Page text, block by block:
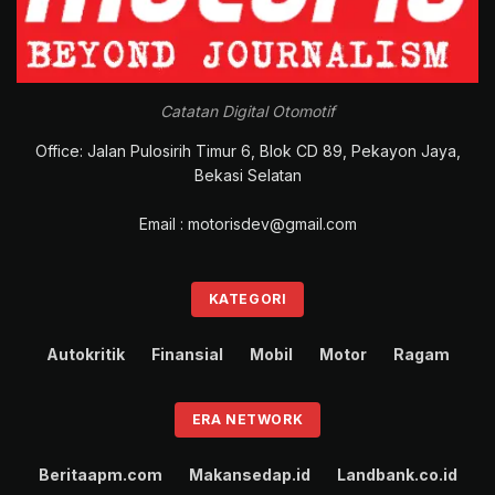
kendaraan baru pertamanya dengan teknologi terkini,
desain yangstylish, performa yang prima, fitur
lengkap, sekaligus dengan harga yang tetap
terjangkau,” ujar dia.
Tags: All New Daihatsu Ayla Fitur
Headline
Spesifikasi
Catatan Digital Otomotif
Office: Jalan Pulosirih Timur 6, Blok CD 89, Pekayon Jaya,
Bekasi Selatan
Email : motorisdev@gmail.com
KATEGORI
Autokritik Finansial Mobil Motor Ragam
ERA NETWORK
Beritaapm.com Makansedap.id Landbank.co.id